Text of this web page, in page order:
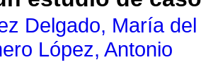
Delgado, María
López, Antonio